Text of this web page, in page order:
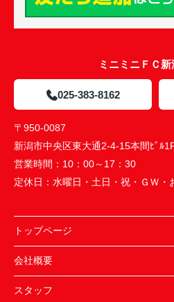
ミニミニＦＣ
025-383-8162
〒950-0087
新潟市中央区東大通2-4-15本間ﾋﾞﾙ
営業時間： 10：00～17：30
定休日： 水曜日・土日・祝・ＧＷ・
トップページ
会社概要
スタッフ